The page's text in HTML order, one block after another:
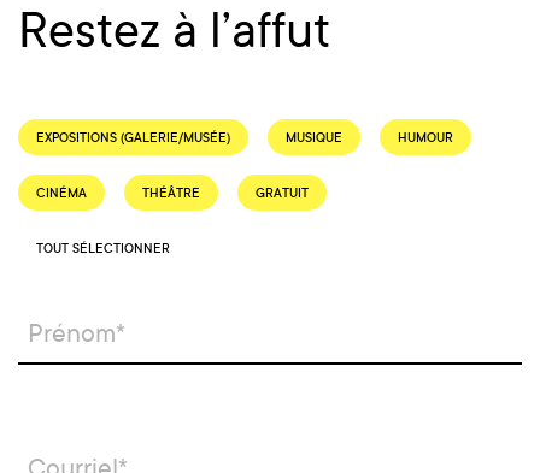
Restez à l’affut
EXPOSITIONS (GALERIE/MUSÉE) MUSIQUE HUMOUR
CINÉMA THÉÂTRE GRATUIT
TOUT SÉLECTIONNER